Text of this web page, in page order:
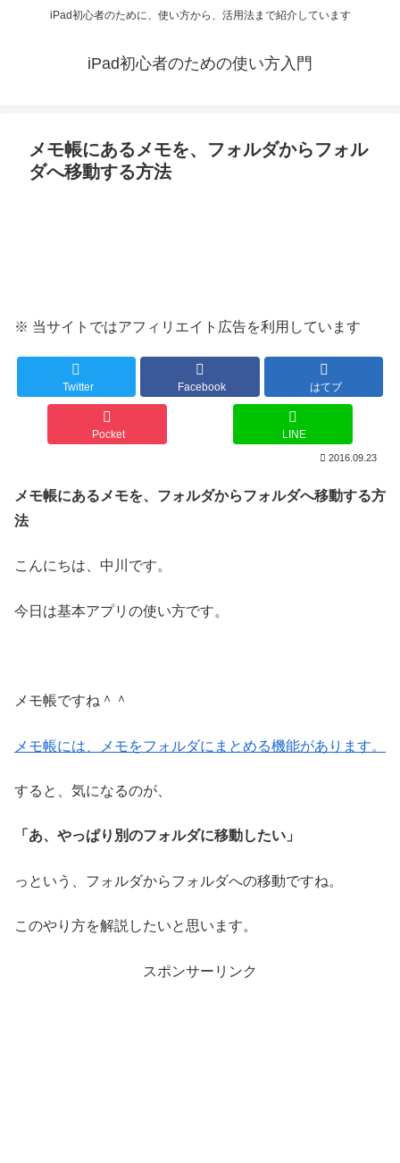
iPad初心者のために、使い方から、活用法まで紹介しています
iPad初心者のための使い方入門
メモ帳にあるメモを、フォルダからフォル
ダへ移動する方法
※ 当サイトではアフィリエイト広告を利用しています
Twitter Facebook はてブ
Pocket LINE
2016.09.23
メモ帳にあるメモを、フォルダからフォルダへ移動する方
法
こんにちは、中川です。
今日は基本アプリの使い方です。
メモ帳ですね＾＾
メモ帳には、メモをフォルダにまとめる機能があります。
すると、気になるのが、
「あ、やっぱり別のフォルダに移動したい」
っという、フォルダからフォルダへの移動ですね。
このやり方を解説したいと思います。
スポンサーリンク